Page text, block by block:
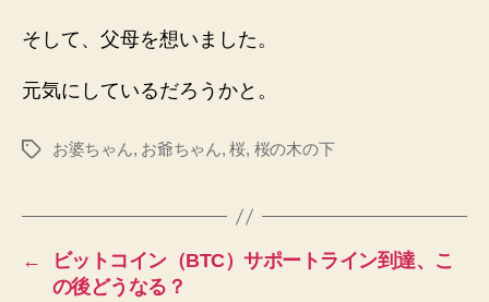
そして、父母を想いました。
元気にしているだろうかと。
タ
お婆ちゃん, お爺ちゃん,桜, 桜の木の下
←
ビットコイン（BTC）サポートライン到達、こ
の後どうなる？